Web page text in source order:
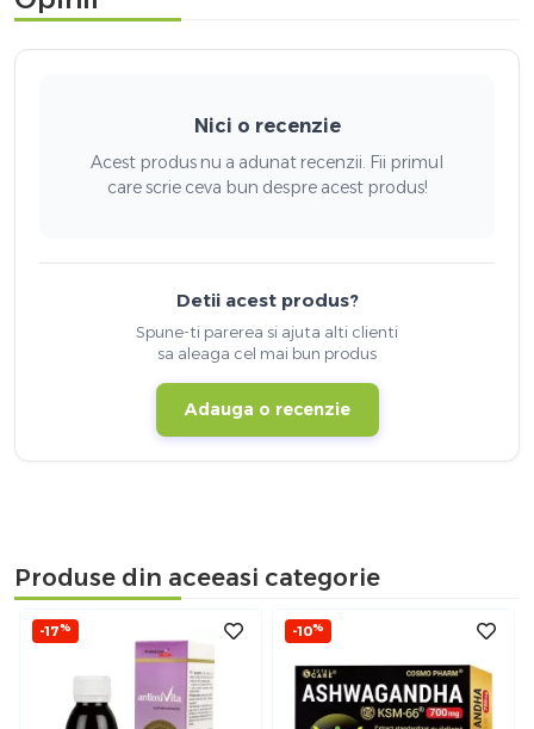
Nici o recenzie
Acest produs nu a adunat recenzii. Fii primul
care scrie ceva bun despre acest produs!
Detii acest produs?
Spune-ti parerea si ajuta alti clienti
sa aleaga cel mai bun produs
Adauga o recenzie
Produse din aceeasi categorie
-17% -10%